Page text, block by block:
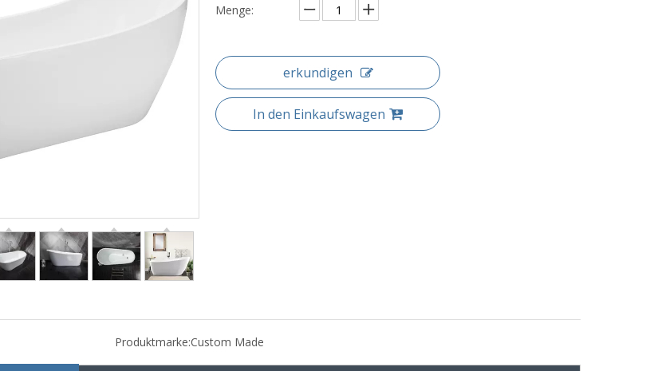
Menge:
erkundigen
In den Einkaufswagen
Produktmarke:Custom Made